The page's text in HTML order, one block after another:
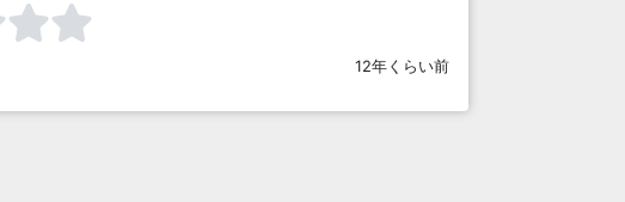
12年くらい前